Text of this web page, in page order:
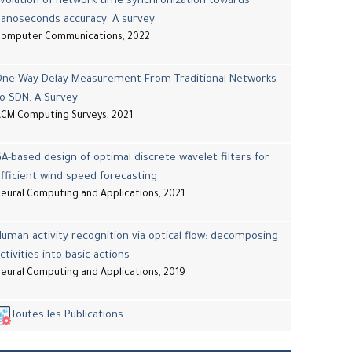
accuracy: A survey
Communications, 2022
Way Delay Measurement From Traditional Networks
SDN: A Survey
Computing Surveys, 2021
based design of optimal discrete wavelet filters for
wind speed forecasting
Computing and Applications, 2021
activity recognition via optical flow: decomposing
into basic actions
Computing and Applications, 2019
Toutes les Publications